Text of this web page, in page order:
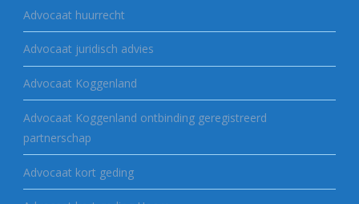
Advocaat huurrecht
Advocaat juridisch advies
Advocaat Koggenland
Advocaat Koggenland ontbinding geregistreerd
partnerschap
Advocaat kort geding